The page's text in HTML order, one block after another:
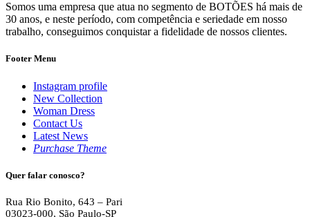
Somos uma empresa que atua no segmento de BOTÕES há mais de
30 anos, e neste período, com competência e seriedade em nosso
trabalho, conseguimos conquistar a fidelidade de nossos clientes.
Footer Menu
Instagram profile
New Collection
Woman Dress
Contact Us
Latest News
Purchase Theme
Quer falar conosco?
Rua Rio Bonito, 643 – Pari
03023-000, São Paulo-SP